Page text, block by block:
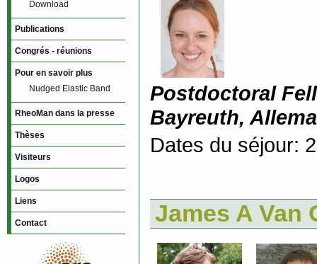
Download
Publications
Congrés - réunions
Pour en savoir plus
Nudged Elastic Band
RheoMan dans la presse
Thèses
Visiteurs
Logos
Liens
Contact
Postdoctoral
Bayreuth,
Dates du séjour:
James A Van